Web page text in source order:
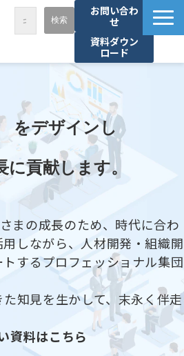
お問い合わ
せ
資料ダウン
ロード
が選ばれる理由
サービス一覧
課題から探す
事例紹介
ミナー・講座
お役立ち情報
ダウンロード
ートナー募集
をデザインし
貢献します。
まの成長のため、時代に合わ
しながら、人材開発・組織開
するプロフェッショナル集団
知見を生かして、末永く伴走
資料はこちら